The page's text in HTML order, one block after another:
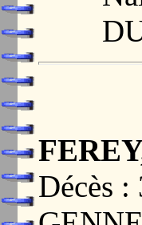
Décès